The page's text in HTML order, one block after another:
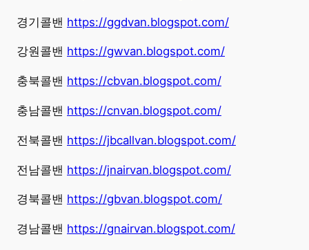
경기콜밴 https://ggdvan.blogspot.com/
강원콜밴 https://gwvan.blogspot.com/
충북콜밴 https://cbvan.blogspot.com/
충남콜밴 https://cnvan.blogspot.com/
전북콜밴 https://jbcallvan.blogspot.com/
전남콜밴 https://jnairvan.blogspot.com/
경북콜밴 https://gbvan.blogspot.com/
경남콜밴 https://gnairvan.blogspot.com/